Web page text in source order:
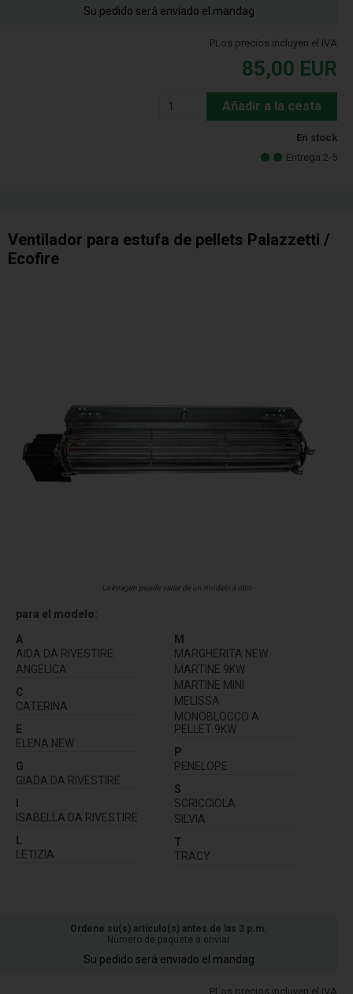
Su pedido será enviado el mandag
PLos precios incluyen el IVA
85,00 EUR
Añadir a la cesta
En stock
Entrega 2-5
Ventilador para estufa de pellets Palazzetti /
Ecofire
La imagen puede variar de un modelo a otro
para el modelo:
A
AIDA DA RIVESTIRE
ANGELICA
C
CATERINA
E
ELENA NEW
G
GIADA DA RIVESTIRE
ISABELLA DA RIVESTIRE
L
LETIZIA
M
MARGHERITA NEW
MARTINE 9KW
MARTINE MINI
MELISSA
MONOBLOCCO A
PELLET 9KW
P
PENELOPE
S
SCRICCIOLA
SILVIA
T
TRACY
Ordene su(s) artículo(s) antes de las 3 p.m.
Número de paquete a enviar
Su pedido será enviado el mandag
PLos precios incluyen el IVA